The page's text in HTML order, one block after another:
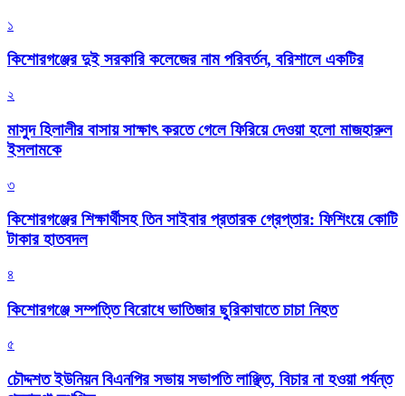
১
কিশোরগঞ্জের দুই সরকারি কলেজের নাম পরিবর্তন, বরিশালে একটির
২
মাসুদ হিলালীর বাসায় সাক্ষাৎ করতে গেলে ফিরিয়ে দেওয়া হলো মাজহারুল
ইসলামকে
৩
কিশোরগঞ্জের শিক্ষার্থীসহ তিন সাইবার প্রতারক গ্রেপ্তার: ফিশিংয়ে কোটি
টাকার হাতবদল
৪
কিশোরগঞ্জে সম্পত্তি বিরোধে ভাতিজার ছুরিকাঘাতে চাচা নিহত
৫
চৌদ্দশত ইউনিয়ন বিএনপির সভায় সভাপতি লাঞ্ছিত, বিচার না হওয়া পর্যন্ত